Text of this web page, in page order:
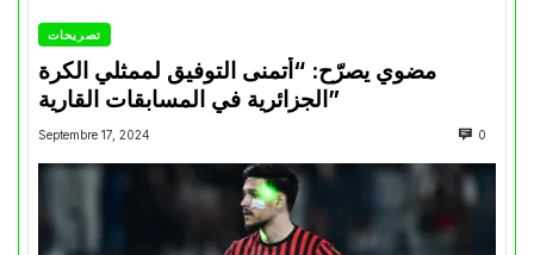
تصريحات
مضوي يصرّح: “أتمنى التوفيق لممثلي الكرة
الجزائرية في المسابقات القارية”
Septembre 17, 2024 0